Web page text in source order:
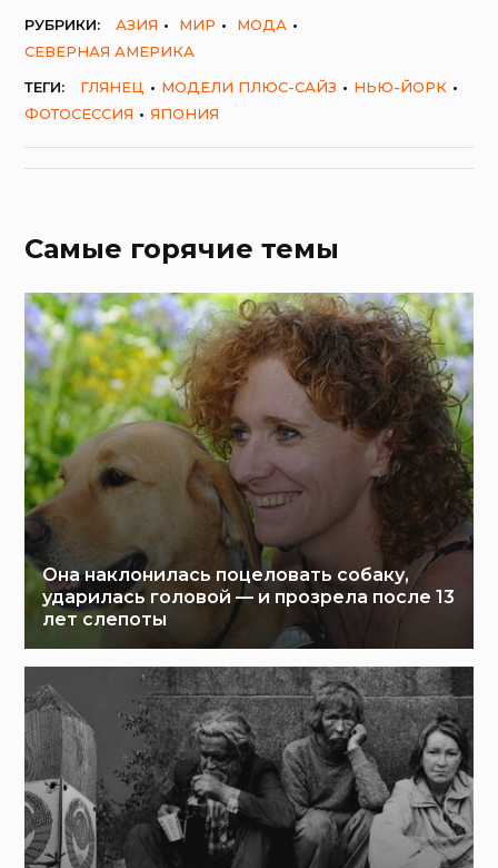
РУБРИКИ: АЗИЯ МИР
МОДА
СЕВЕРНАЯ АМЕРИКА
ТЕГИ:
ГЛЯНЕЦ МОДЕЛИ ПЛЮС-САЙЗ
НЬЮ-ЙОРК
ФОТОСЕССИЯ
ЯПОНИЯ
Самые горячие темы
Она наклонилась поцеловать собаку,
ударилась головой — и прозрела после 13
лет слепоты